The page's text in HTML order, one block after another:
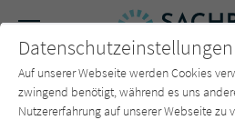
SUCHE Forum
Datenschutzeinstellungen
Auf unserer Webseite werden Cookies
zwingend benötigt, während es uns
Nutzererfahrung auf unserer Webseite zu